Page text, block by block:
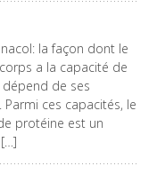
la façon dont le
a la capacité de
de ses
ces capacités, le
protéine est un